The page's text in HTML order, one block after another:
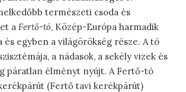
természeti csoda és
a Fertő-tó, Közép-Európa harmadik
és egyben a világörökség része. A tó
a nádasok, a sekély vizek és
páratlan élményt nyújt. A Fertő-tó
(Fertő tavi kerékpárút)